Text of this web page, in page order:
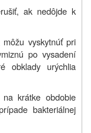
ak nedôjde k
vyskytnúť pri
po vysadení
obklady urýchlia
krátke obdobie
bakteriálnej